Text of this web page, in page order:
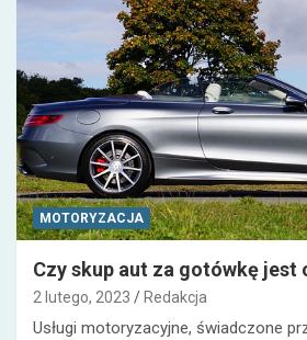
MOTORYZACJA
Czy skup aut za gotówkę jest
2 lutego, 2023 Redakcja
Usługi motoryzacyjne, świadczone